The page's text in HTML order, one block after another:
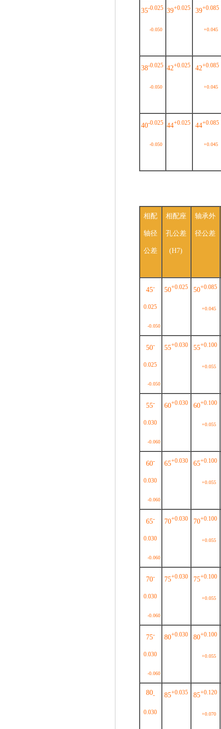
35-0.025
-0.050
39+0.025 39+0.085
+0.045
38-0.025
-0.050
42+0.025 42+0.085
+0.045
40-0.025
-0.050
44+0.025 44+0.085
+0.045
相配
轴径
公差
相配座
孔公差
(H7)
轴承外
径公差
45-
0.025
-0.050
50+0.025 50+0.085
+0.045
50-
0.025
-0.050
55+0.030 55+0.100
+0.055
55-
0.030
-0.060
60+0.030 60+0.100
+0.055
60-
0.030
-0.060
65+0.030 65+0.100
+0.055
65-
0.030
-0.060
70+0.030 70+0.100
+0.055
70-
0.030
-0.060
75+0.030 75+0.100
+0.055
75-
0.030
-0.060
80+0.030 80+0.100
+0.055
80-
0.030
85+0.035 85+0.120
+0.070